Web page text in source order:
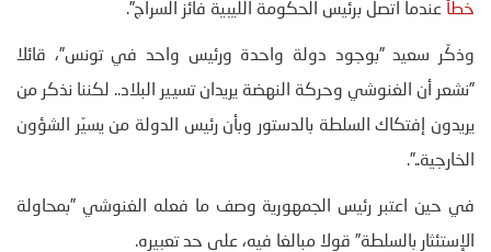
خطأ عندما اتصل برئيس الحكومة الليبية فائز السراج”.
وذكّر سعيد ”بوجود دولة واحدة ورئيس واحد في تونس”، قائلا
”نشعر أن الغنوشي وحركة النهضة يريدان تسيير البلاد.. لكننا نذكر من
يريدون إفتكاك السلطة بالدستور وبأن رئيس الدولة من يسيّر الشؤون
الخارجية..”.
في حين اعتبر رئيس الجمهورية وصف ما فعله الغنوشي ”بمحاولة
الإستئثار بالسلطة” قولا مبالغا فيه، على حد تعبيره.